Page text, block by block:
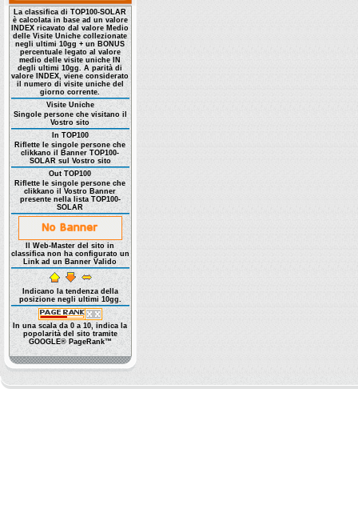
La classifica di TOP100-SOLAR
è calcolata in base ad un valore
INDEX ricavato dal valore Medio
delle Visite Uniche collezionate
negli ultimi 10gg + un BONUS
percentuale legato al valore
medio delle visite uniche IN
degli ultimi 10gg. A parità di
valore INDEX, viene considerato
il numero di visite uniche del
giorno corrente.
Visite Uniche
Singole persone che visitano il
Vostro sito
In TOP100
Riflette le singole persone che
clikkano il Banner TOP100-
SOLAR sul Vostro sito
Out TOP100
Riflette le singole persone che
clikkano il Vostro Banner
presente nella lista TOP100-
SOLAR
Il Web-Master del sito in
classifica non ha configurato un
Link ad un Banner Valido
Indicano la tendenza della
posizione negli ultimi 10gg.
In una scala da 0 a 10, indica la
popolarità del sito tramite
GOOGLE® PageRank™